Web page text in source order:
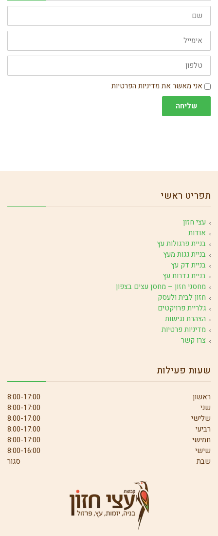
שם
אימייל
טלפון
הסכמה
אני מאשר את מדיניות הפרטיות
שליחה
תפריט ראשי
עצי חזון
אודות
בניית פרגולות עץ
בניית גגות מעץ
בניית דק עץ
בניית גדרות עץ
מחסני חזון – מחסן עצים בצפון
חזון לבית ולעסק
גלריית פרויקטים
הצהרת נגישות
מדיניות פרטיות
צרו קשר
שעות פעילות
ראשון
8:00-17:00
שני
8:00-17:00
שלישי
8:00-17:00
רביעי
8:00-17:00
חמישי
8:00-17:00
שישי
8:00-16:00
שבת
סגור